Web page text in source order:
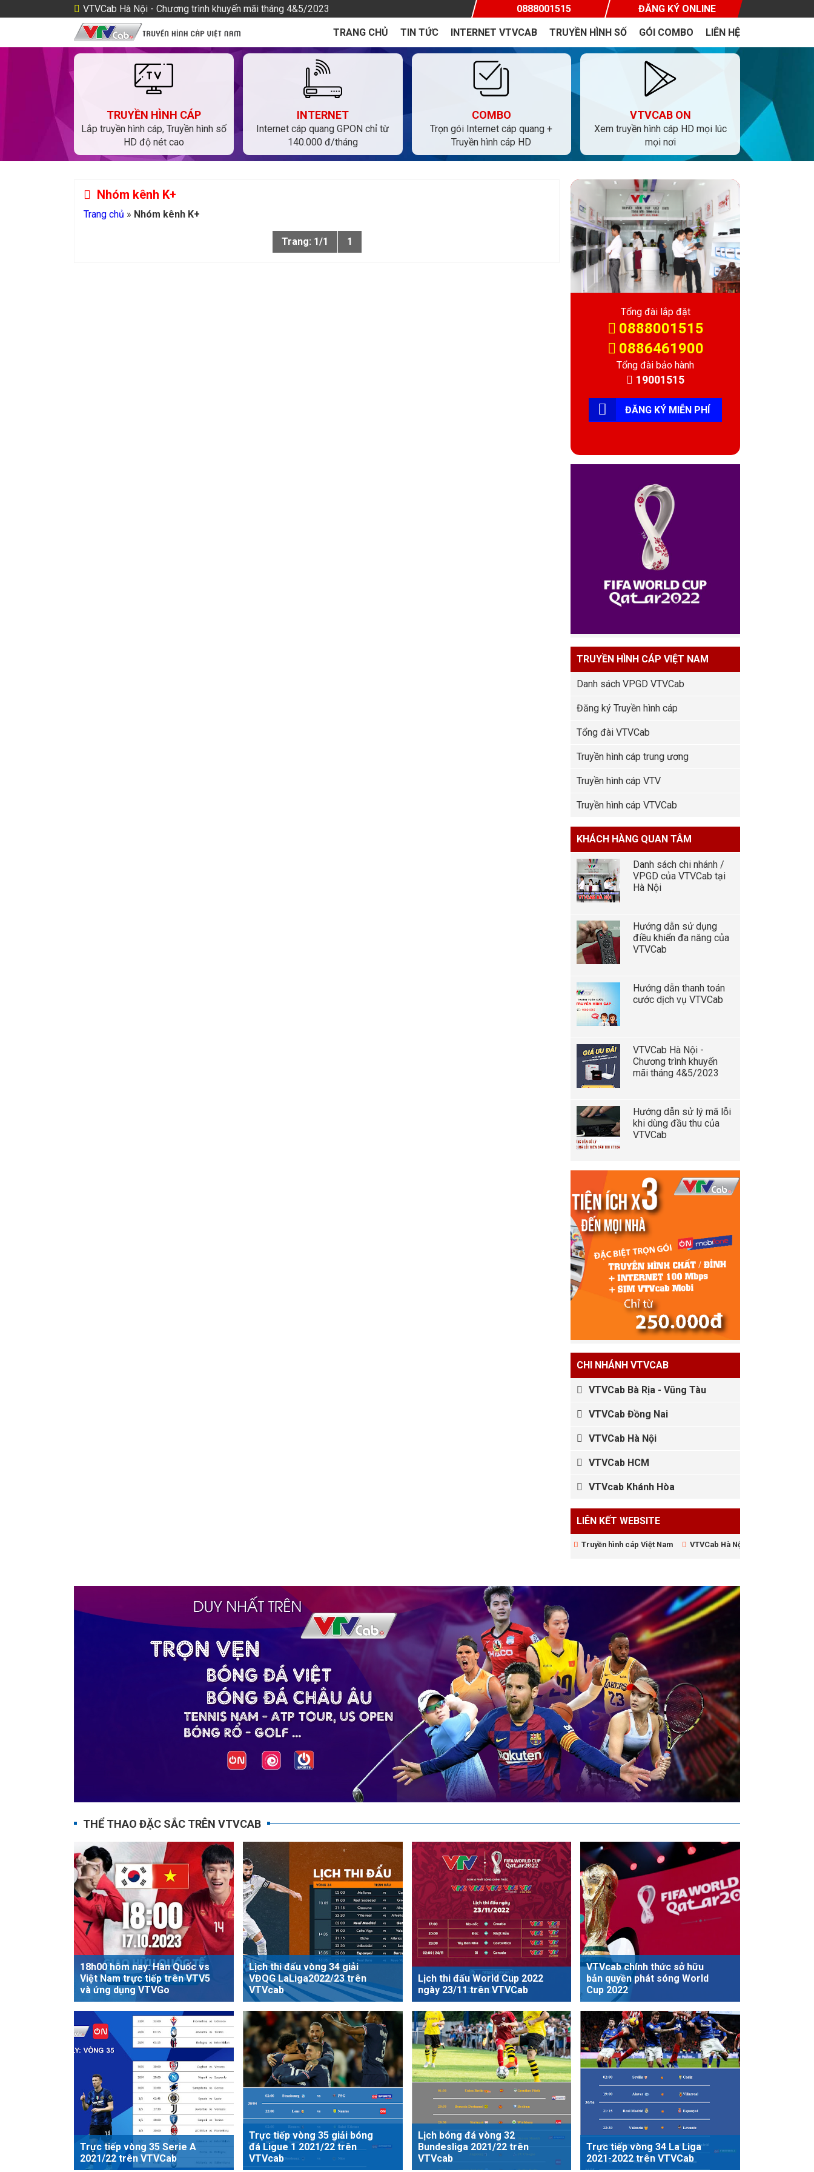
VTVCab Hà Nội - Chương trình khuyến mãi tháng 4&5/2023 0888001515 ĐĂNG KÝ ONLINE
TRANG CHỦ TIN TỨC INTERNET VTVCAB TRUYỀN HÌNH SỐ GÓI COMBO LIÊN HỆ
TRUYỀN HÌNH CÁP
Lắp truyền hình cáp, Truyền hình số
HD độ nét cao
INTERNET
Internet cáp quang GPON chỉ từ
140.000 đ/tháng
COMBO
Trọn gói Internet cáp quang +
Truyền hình cáp HD
VTVCAB ON
Xem truyền hình cáp HD mọi lúc
mọi nơi
Nhóm kênh K+
Trang chủ » Nhóm kênh K+
Trang: 1/1 1
Tổng đài lắp đặt
0888001515
0886461900
Tổng đài bảo hành
19001515
ĐĂNG KÝ MIỄN PHÍ
TRUYỀN HÌNH CÁP VIỆT NAM
Danh sách VPGD VTVCab
Đăng ký Truyền hình cáp
Tổng đài VTVCab
Truyền hình cáp trung ương
Truyền hình cáp VTV
Truyền hình cáp VTVCab
KHÁCH HÀNG QUAN TÂM
Danh sách chi nhánh /
VPGD của VTVCab tại
Hà Nội
Hướng dẫn sử dụng
điều khiển đa năng của
VTVCab
Hướng dẫn thanh toán
cước dịch vụ VTVCab
VTVCab Hà Nội -
Chương trình khuyến
mãi tháng 4&5/2023
Hướng dẫn sử lý mã lỗi
khi dùng đầu thu của
VTVCab
CHI NHÁNH VTVCAB
VTVCab Bà Rịa - Vũng Tàu
VTVCab Đồng Nai
VTVCab Hà Nội
VTVCab HCM
VTVcab Khánh Hòa
LIÊN KẾT WEBSITE
Truyền hình cáp Việt Nam VTVCab Hà Nội
THỂ THAO ĐẶC SẮC TRÊN VTVCAB
18h00 hôm nay: Hàn Quốc vs
Việt Nam trực tiếp trên VTV5
và ứng dụng VTVGo
Lịch thi đấu vòng 34 giải
VĐQG LaLiga2022/23 trên
VTVcab
Lịch thi đấu World Cup 2022
ngày 23/11 trên VTVCab
VTVcab chính thức sở hữu
bản quyền phát sóng World
Cup 2022
Trực tiếp vòng 35 Serie A
2021/22 trên VTVCab
Trực tiếp vòng 35 giải bóng
đá Ligue 1 2021/22 trên
VTVcab
Lịch bóng đá vòng 32
Bundesliga 2021/22 trên
VTVcab
Trực tiếp vòng 34 La Liga
2021-2022 trên VTVCab